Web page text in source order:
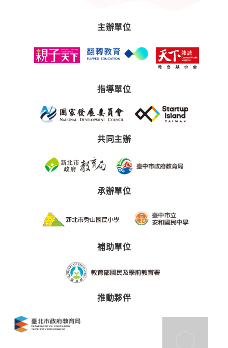
主辦單位
指導單位
共同主辦
承辦單位
補助單位
推動夥伴